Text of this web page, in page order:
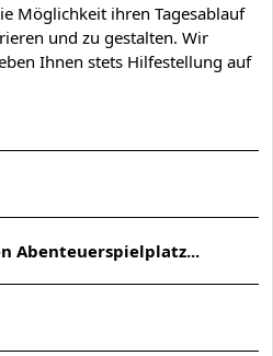
Möglichkeit ihren Tagesablauf
und zu gestalten. Wir
Ihnen stets Hilfestellung auf
Abenteuerspielplatz...